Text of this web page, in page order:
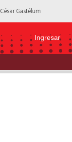
César Gastélum
Ingresar
vestuario en